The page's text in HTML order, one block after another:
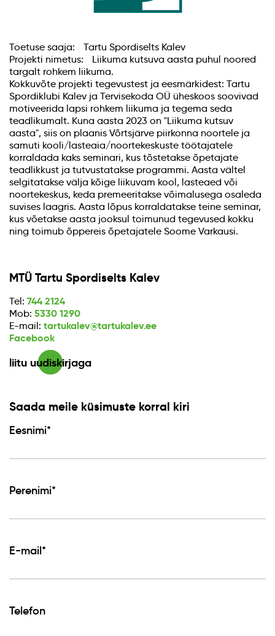
Toetuse saaja: Tartu Spordiselts Kalev
Projekti nimetus: Liikuma kutsuva aasta puhul noored
targalt rohkem liikuma.
Kokkuvõte projekti tegevustest ja eesmärkidest: Tartu
Spordiklubi Kalev ja Tervisekoda OÜ üheskoos soovivad
motiveerida lapsi rohkem liikuma ja tegema seda
teadlikumalt. Kuna aasta 2023 on "Liikuma kutsuv
aasta", siis on plaanis Võrtsjärve piirkonna noortele ja
samuti kooli/lasteaia/noortekeskuste töötajatele
korraldada kaks seminari, kus tõstetakse õpetajate
teadlikkust ja tutvustatakse programmi. Aasta vältel
selgitatakse välja kõige liikuvam kool, lasteaed või
noortekeskus, keda premeeritakse võimalusega osaleda
suvises laagris. Aasta lõpus korraldatakse teine seminar,
kus võetakse aasta jooksul toimunud tegevused kokku
ning toimub õppereis õpetajatele Soome Varkausi.
MTÜ Tartu Spordiselts Kalev
Tel: 744 2124
Mob: 5330 1290
E-mail: tartukalev@tartukalev.ee
Facebook
liitu uudiskirjaga
Saada meile küsimuste korral kiri
Eesnimi*
Perenimi*
E-mail*
Telefon